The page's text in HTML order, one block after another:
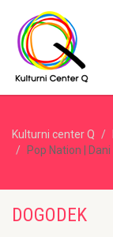
Kulturni center Q
Pop Nation | Dani
DOGODEK